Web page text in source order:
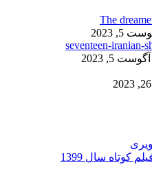
5, 2023
آگوست 5, 2023
کوتاه سال 1399